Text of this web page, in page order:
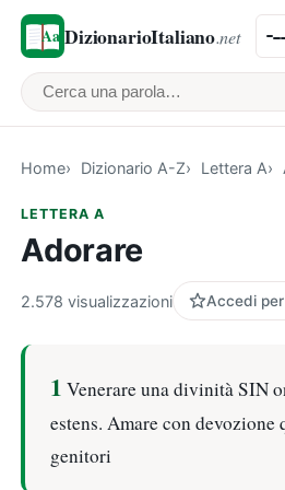
DizionarioItaliano.net
Cerca una parola
Home Dizionario A-Z Lettera A
LETTERA A
Adorare
2.578 visualizzazioni Accedi
1 Venerare una divinità SIN
estens. Amare con
genitori